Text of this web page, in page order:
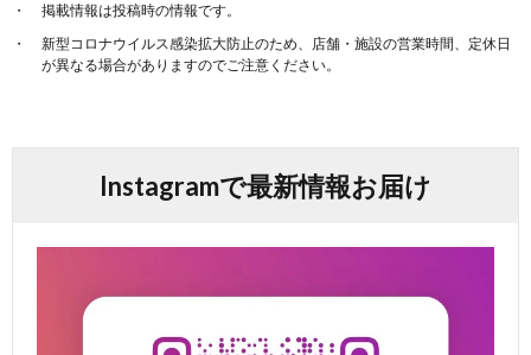
掲載情報は投稿時の情報です。
新型コロナウイルス感染拡大防止のため、店舗・施設の営業時間、定休日
が異なる場合がありますのでご注意ください。
Instagramで最新情報お届け